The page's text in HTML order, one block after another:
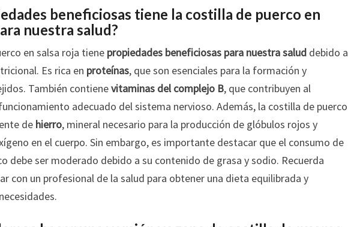
beneficiosas tiene la costilla de puerco en
nuestra salud?
en salsa roja tiene propiedades beneficiosas para nuestra salud debido a
Es rica en proteínas, que son esenciales para la formación y
También contienevitaminas del complejo B, que contribuyen al
adecuado del sistema nervioso. Además, la costilla de puerco
de hierro, mineral necesario para la producción de glóbulos rojos y
en el cuerpo. Sin embargo, es importante destacar que el consumo de
debe ser moderado debido a su contenido de grasa y sodio. Recuerda
con un profesional de la salud para obtener una dieta equilibrada y